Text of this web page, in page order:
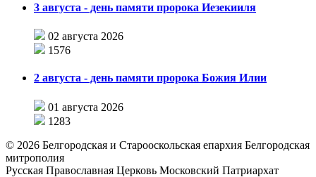
3 августа - день памяти пророка Иезекииля
02 августа 2026
1576
2 августа - день памяти пророка Божия Илии
01 августа 2026
1283
© 2026 Белгородская и Старооскольская епархия Белгородская
митрополия
Русская Православная Церковь Московский Патриархат